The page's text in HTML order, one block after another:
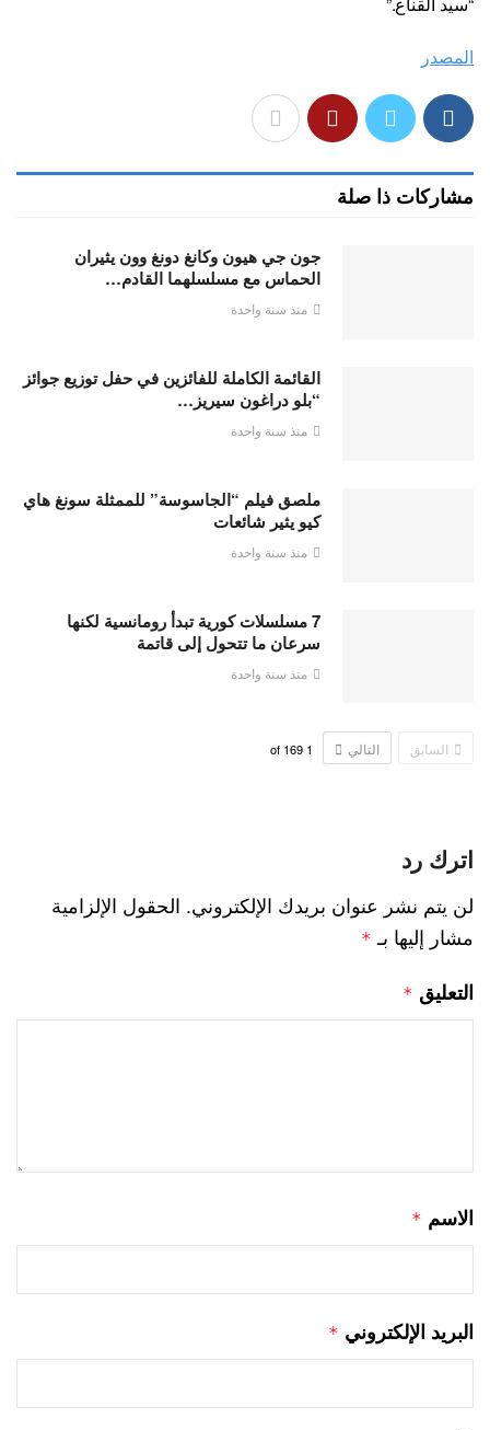
المصدر
مشاركات ذا صلة
جون جي هيون وكانغ دونغ وون يثيران
الحماس مع مسلسلهما القادم…
منذ سنة واحدة
القائمة الكاملة للفائزين في حفل توزيع جوائز
“بلو دراغون سيريز…
منذ سنة واحدة
ملصق فيلم “الجاسوسة” للممثلة سونغ هاي
كيو يثير شائعات
منذ سنة واحدة
7 مسلسلات كورية تبدأ رومانسية لكنها
سرعان ما تتحول إلى قاتمة
منذ سنة واحدة
السابق التالي 1
169
اترك رد
لن يتم نشر عنوان بريدك الإلكتروني. الحقول الإلزامية
مشار إليها بـ *
التعليق *
الاسم *
البريد الإلكتروني *